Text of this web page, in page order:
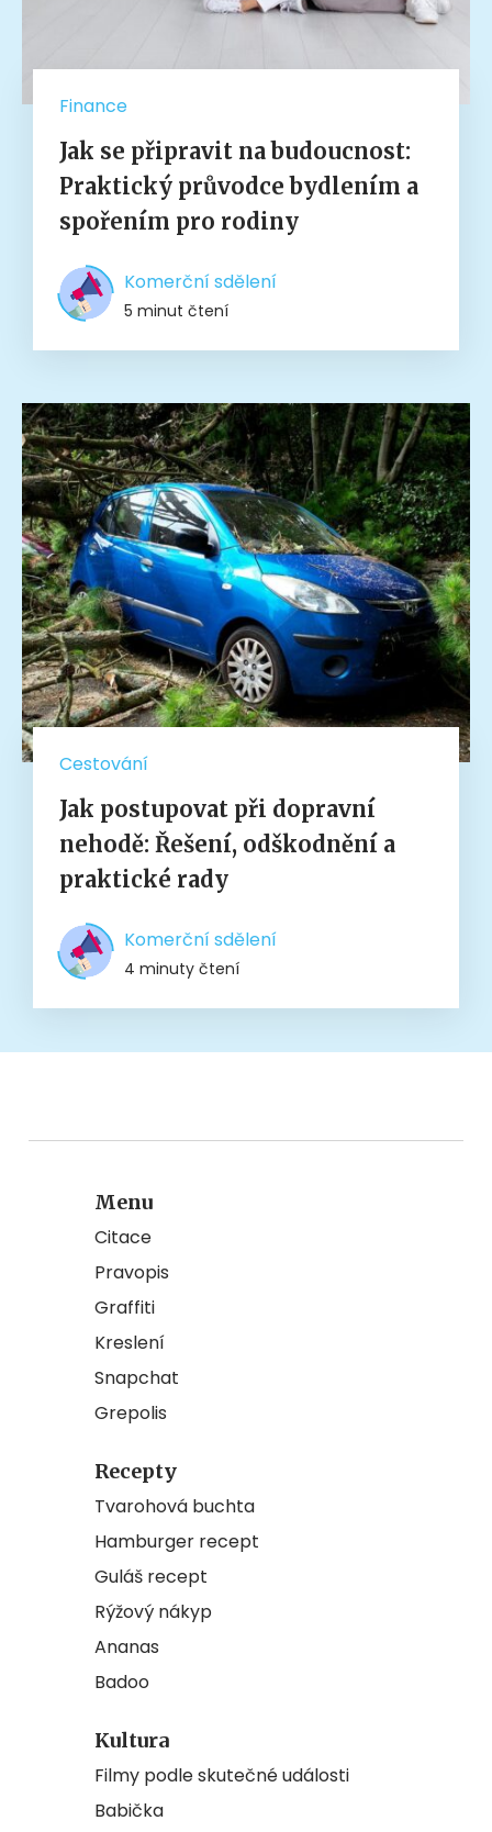
Finance
Jak se připravit na budoucnost:
Praktický průvodce bydlením a
spořením pro rodiny
Komerční sdělení
5 minut čtení
Cestování
Jak postupovat při dopravní
nehodě: Řešení, odškodnění a
praktické rady
Komerční sdělení
4 minuty čtení
Menu
Citace
Pravopis
Graffiti
Kreslení
Snapchat
Grepolis
Recepty
Tvarohová buchta
Hamburger recept
Guláš recept
Rýžový nákyp
Ananas
Badoo
Kultura
Filmy podle skutečné události
Babička